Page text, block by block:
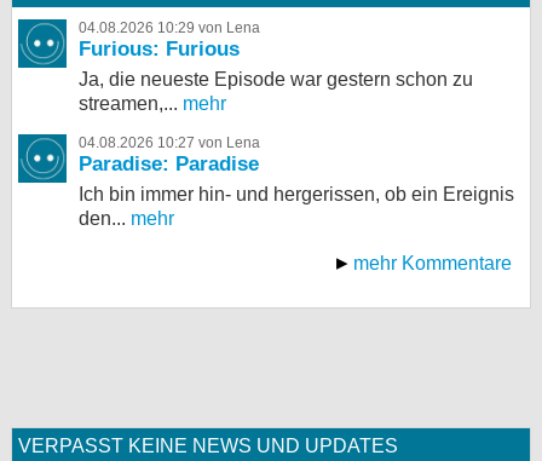
04.08.2026 10:29 von Lena
Furious: Furious
Ja, die neueste Episode war gestern schon zu
streamen,... mehr
04.08.2026 10:27 von Lena
Paradise: Paradise
Ich bin immer hin- und hergerissen, ob ein Ereignis
den... mehr
mehr Kommentare
VERPASST KEINE NEWS UND UPDATES